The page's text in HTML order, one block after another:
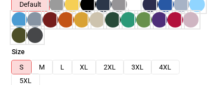
Default
Size
S
M L XL 2XL 3XL
4XL
5XL